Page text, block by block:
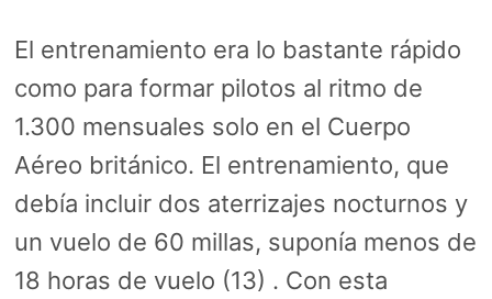
El entrenamiento era lo bastante rápido
como para formar pilotos al ritmo de
1.300 mensuales solo en el Cuerpo
Aéreo británico. El entrenamiento, que
debía incluir dos aterrizajes nocturnos y
un vuelo de 60 millas, suponía menos de
18 horas de vuelo (13) . Con esta